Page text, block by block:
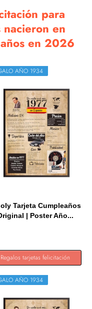
para
en
en 2026
AÑO 1934
Tarjeta Cumpleaños
| Poster Año...
Regalos tarjetas felicitación
AÑO 1934